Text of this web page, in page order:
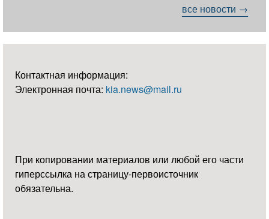
все новости →
Контактная информация:
Электронная почта: kia.news@mail.ru
При копировании материалов или любой его части
гиперссылка на страницу-первоисточник
обязательна.